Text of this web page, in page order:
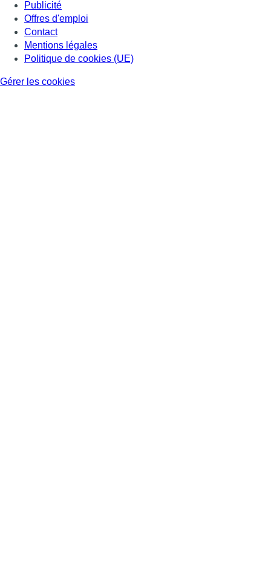
Publicité
Offres d'emploi
Contact
Mentions légales
Politique de cookies (UE)
Gérer les cookies